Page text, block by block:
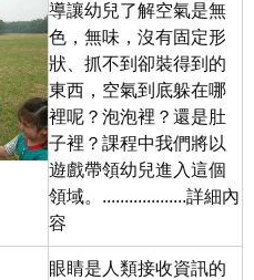
導讓幼兒了解空氣是無
色，無味，沒有固定形
狀、抓不到卻裝得到的
東西，空氣到底躲在哪
裡呢？泡泡裡？還是肚
子裡？課程中我們將以
遊戲帶領幼兒進入這個
領域。...................詳細內
容
眼睛是人類接收資訊的